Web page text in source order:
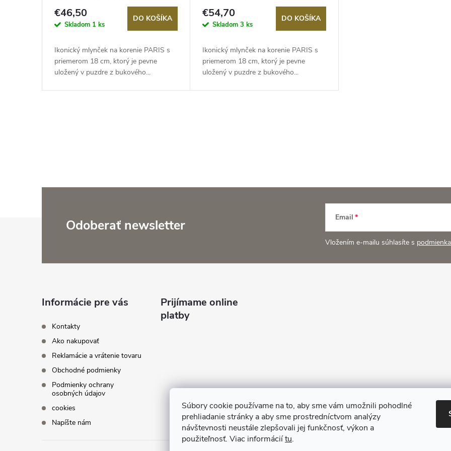
Súbory cookie používame na to, aby sme vám umožnili pohodlné
prehliadanie stránky a aby sme prostredníctvom analýzy
návštevnosti neustále zlepšovali jej funkčnosť, výkon a
použiteľnosť. Viac informáciítu.
€46,50
Skladom 1 ks
DO KOŠÍKA
Ikonický mlynček na korenie PARIS s
priemerom 18 cm, ktorý je pevne
uložený v puzdre z bukového...
€54,70
Skladom3 ks
DO KOŠÍKA
Ikonický mlynček na korenie PARIS s
priemerom 18 cm, ktorý je pevne
uložený v puzdre z bukového...
á
i
p
r
v
k
y
v
ý
Odoberať newsletter Email
Vložením e-mailu súhlasíte s
Informácie pre vás
Kontakty
Ako nakupovať
Reklamácie a vrátenie tovaru
Obchodné podmienky
Podmienky ochrany
osobných údajov
cookies
Napíšte nám
Prijímame online
platby